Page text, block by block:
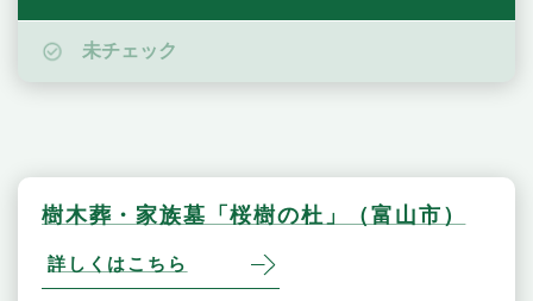
未チェック
樹木葬・家族墓「桜樹の杜」（富山市）
詳しくはこちら